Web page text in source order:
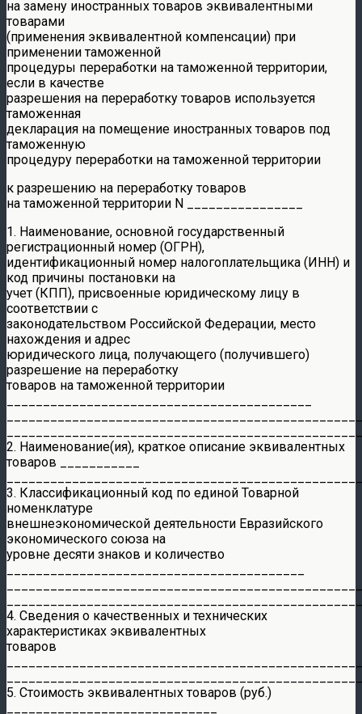
на замену иностранных товаров эквивалентными
товарами
(применения эквивалентной компенсации) при
применении таможенной
процедуры переработки на таможенной территории,
если в качестве
разрешения на переработку товаров используется
таможенная
декларация на помещение иностранных товаров под
таможенную
процедуру переработки на таможенной территории
к разрешению на переработку товаров
на таможенной территории N ________________
1. Наименование, основной государственный
регистрационный номер (ОГРН),
идентификационный номер налогоплательщика (ИНН) и
код причины постановки на
учет (КПП), присвоенные юридическому лицу в
соответствии с
законодательством Российской Федерации, место
нахождения и адрес
юридического лица, получающего (получившего)
разрешение на переработку
товаров на таможенной территории
2. Наименование(ия), краткое описание эквивалентных
товаров ___________
3. Классификационный код по единой Товарной
номенклатуре
внешнеэкономической деятельности Евразийского
экономического союза на
уровне десяти знаков и количество
4. Сведения о качественных и технических
характеристиках эквивалентных
товаров
5. Стоимость эквивалентных товаров (руб.)